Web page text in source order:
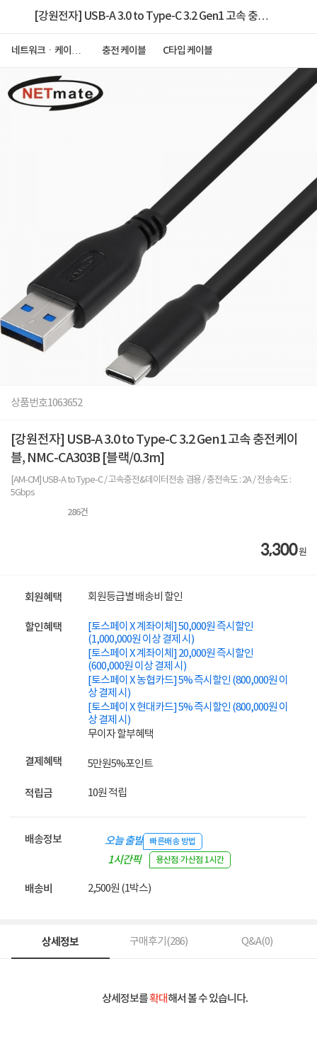
[강원전자] USB-A 3.0 to Type-C 3.2 Gen1 고속 충전
네트워크ㆍ케이블
충전 케이블 C타입 케이블
상품번호1063652
[강원전자] USB-A 3.0 to Type-C 3.2 Gen1 고속 충전케이
블, NMC-CA303B [블랙/0.3m]
[AM-CM] USB-A to Type-C / 고속충전&데이터전송 겸용 / 충전속도 : 2A / 전송속도 :
5Gbps
286건
3,300원
회원혜택 회원등급별 배송비 할인
할인혜택
[토스페이 X 계좌이체] 50,000원 즉시할인
(1,000,000원 이상 결제 시)
[토스페이 X 계좌이체] 20,000원 즉시할인
(600,000원 이상 결제 시)
[토스페이 X 농협카드] 5% 즉시할인 (800,000원 이
상 결제 시)
[토스페이 X 현대카드] 5% 즉시할인 (800,000원 이
상 결제 시)
무이자 할부혜택
결제혜택 5만원5%포인트
적립금 10원 적립
배송정보 오늘 출발 빠른배송 방법
1시간픽
용산점·가산점 1시간
배송비 2,500원 (1박스)
상세정보 구매후기(286) Q&A(0)
상세정보를확대해서 볼 수 있습니다.